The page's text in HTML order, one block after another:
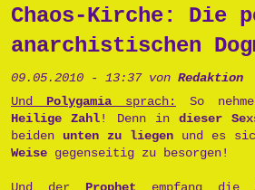
n
Musik
Trailer
Politik
Unsinn
Käseburg
Das
der
Die
Cara
Metallwaren
Tschernobyl
Links
Impressum
Chaos-Kirche: Die
anarchistischen
09.05.2010 - 13:37 von Redaktion
Und Polygamia sprach: So
Heilige Zahl! Denn indieser
beiden unten zu liegen und es
Weise gegenseitig zu besorgen!
Und der Prophet empfang die